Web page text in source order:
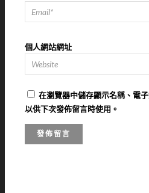
個人網站網址
在瀏覽器中儲存顯示名稱、電
以供下次發佈留言時使用。